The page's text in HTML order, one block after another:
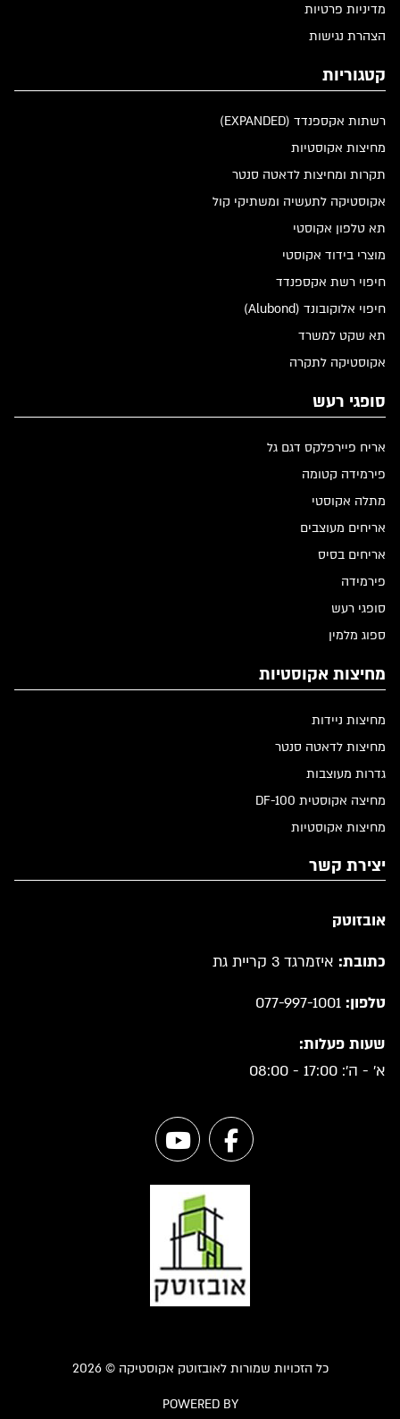
מדיניות פרטיות
הצהרת נגישות
קטגוריות
רשתות אקספנדד (EXPANDED)
מחיצות אקוסטיות
תקרות ומחיצות לדאטה סנטר
אקוסטיקה לתעשיה ומשתיקי קול
תא טלפון אקוסטי
מוצרי בידוד אקוסטי
חיפוי רשת אקספנדד
חיפוי אלוקובונד (Alubond)
תא שקט למשרד
אקוסטיקה לתקרה
סופגי רעש
אריח פיירפלקס דגם גל
פירמידה קטומה
מתלה אקוסטי
אריחים מעוצבים
אריחים בסיס
פירמידה
סופגי רעש
ספוג מלמין
מחיצות אקוסטיות
מחיצות ניידות
מחיצות לדאטה סנטר
גדרות מעוצבות
מחיצה אקוסטית DF-100
מחיצות אקוסטיות
יצירת קשר
אובזוטק
כתובת: איזמרגד 3 קריית גת
טלפון: 077-997-1001
שעות פעלות:
א' - ה': 17:00 - 08:00
כל הזכויות שמורות לאובזוטק אקוסטיקה © 2026
POWERED BY